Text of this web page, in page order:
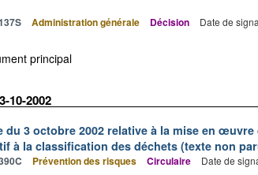
Administration générale Décision Date de
principal
10-2002
du 3 octobre 2002 relative à la mise en œuvre
à la classification des déchets (texte non
Prévention des risques Circulaire Date de